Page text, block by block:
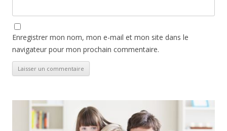
Enregistrer mon nom, mon e-mail et mon site dans le
navigateur pour mon prochain commentaire.